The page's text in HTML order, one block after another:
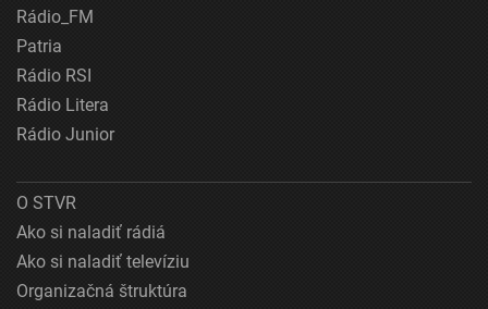
Rádio_FM
Patria
Rádio RSI
Rádio Litera
Rádio Junior
O STVR
Ako si naladiť rádiá
Ako si naladiť televíziu
Organizačná štruktúra